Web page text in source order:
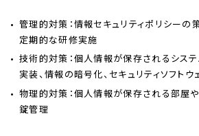
管理的対策：情報セキュリティポリシーの
定期的な研修実施
技術的対策：個人情報が保存されるシス
実装、情報の暗号化、セキュリティソフトウ
物理的対策：個人情報が保存される部屋
錠管理